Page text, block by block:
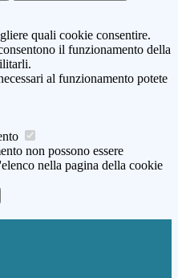
quali cookie consentire.
il funzionamento della
al funzionamento potete
non possono essere
nella pagina della cookie